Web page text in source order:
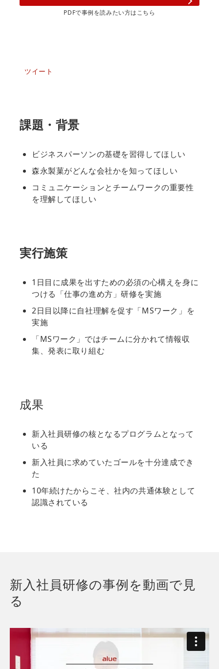
PDFで事例を読みたい方はこちら
ツイート
課題・背景
ビジネスパーソンの基礎を習得してほしい
森永製菓がどんな会社かを知ってほしい
コミュニケーションとチームワークの重要性
を理解してほしい
実行施策
1日目に成果を出すための必須の心構えを身に
つける「仕事の進め方」研修を実施
2日目以降に自社理解を促す「MSワーク」を
実施
「MSワーク」ではチームに分かれて情報収
集、発表に取り組む
成果
新入社員研修の核となるプログラムとなって
いる
新入社員に求めていたゴールを十分達成でき
た
10年続けたからこそ、社内の共通体験として
認識されている
新入社員研修の事例を動画で見
る